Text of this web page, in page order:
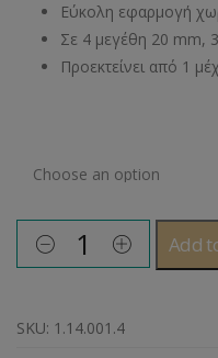
Εύκολη εφαρμογή
Σε 4 μεγέθη 20 mm,
Προεκτείνει από 1
Add
SKU: 1.14.001.4